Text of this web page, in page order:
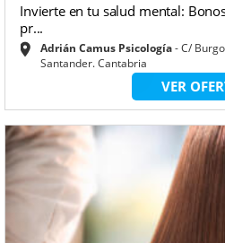
Invierte en tu salud mental:
pr...
Adrián Camus Psicología C/
Santander. Cantabria
VER